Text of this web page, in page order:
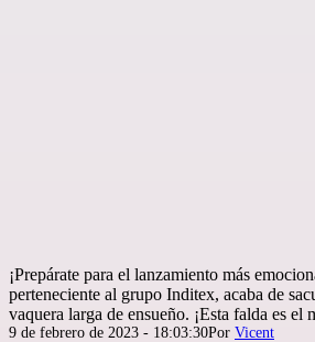
¡Prepárate para el lanzamiento más
perteneciente al grupo Inditex, acaba de
vaquera larga de ensueño. ¡Esta falda es
Publicada
9 de febrero de 2023 - 18:03:30Por Vicent